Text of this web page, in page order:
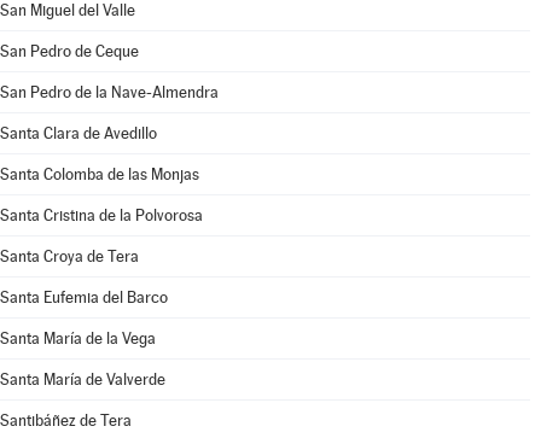
San Miguel del Valle
San Pedro de Ceque
San Pedro de la Nave-Almendra
Santa Clara de Avedillo
Santa Colomba de las Monjas
Santa Cristina de la Polvorosa
Santa Croya de Tera
Santa Eufemia del Barco
Santa María de la Vega
Santa María de Valverde
Santibáñez de Tera